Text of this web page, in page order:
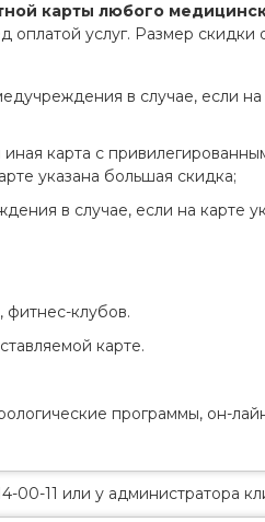
карты любого
оплатой услуг. Размер скидки
в случае, если на
карта с
указана большая скидка;
в случае, если на карте
фитнес-клубов.
карте.
программы, он-
00-11 или у администратора